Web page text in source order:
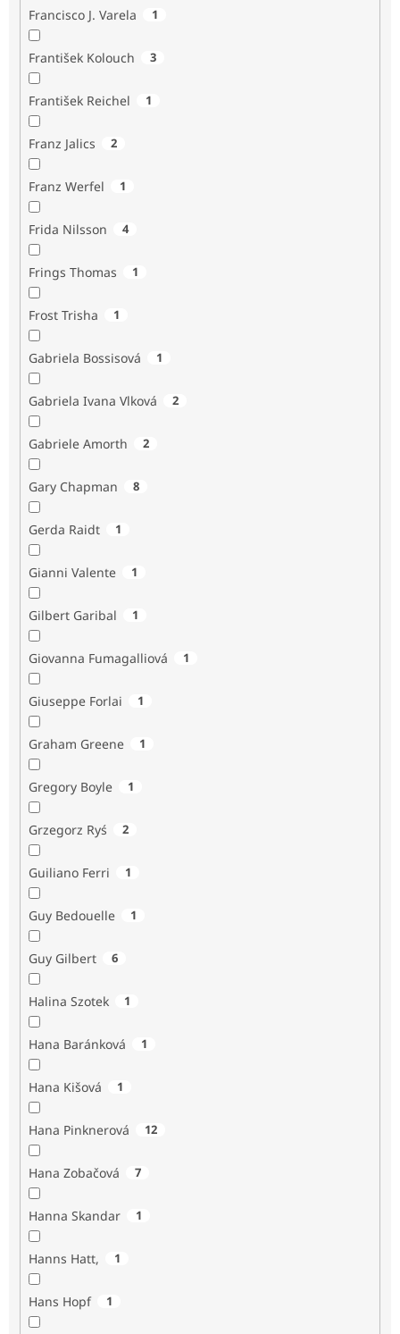
Francisco J. Varela 1
František Kolouch 3
František Reichel 1
Franz Jalics 2
Franz Werfel 1
Frida Nilsson 4
Frings Thomas 1
Frost Trisha 1
Gabriela Bossisová 1
Gabriela Ivana Vlková 2
Gabriele Amorth 2
Gary Chapman 8
Gerda Raidt 1
Gianni Valente 1
Gilbert Garibal 1
Giovanna Fumagalliová 1
Giuseppe Forlai 1
Graham Greene 1
Gregory Boyle 1
Grzegorz Ryś 2
Guiliano Ferri 1
Guy Bedouelle 1
Guy Gilbert 6
Halina Szotek 1
Hana Baránková 1
Hana Kišová 1
Hana Pinknerová 12
Hana Zobačová 7
Hanna Skandar 1
Hanns Hatt, 1
Hans Hopf 1